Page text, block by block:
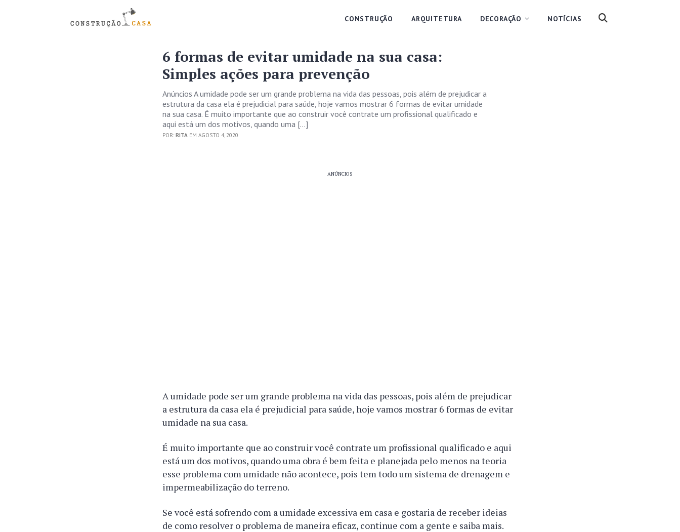
CONSTRUÇÃO ARQUITETURA DECORAÇÃO NOTÍCIAS
6 formas de evitar umidade na sua casa:
Simples ações para prevenção
Anúncios A umidade pode ser um grande problema na vida das pessoas, pois além de prejudicar a
estrutura da casa ela é prejudicial para saúde, hoje vamos mostrar 6 formas de evitar umidade
na sua casa. É muito importante que ao construir você contrate um profissional qualificado e
aqui está um dos motivos, quando uma […]
POR:RITA EM AGOSTO 4, 2020
ANÚNCIOS
A umidade pode ser um grande problema na vida das pessoas, pois além de prejudicar
a estrutura da casa ela é prejudicial para saúde, hoje vamos mostrar 6 formas de evitar
umidade na sua casa.
É muito importante que ao construir você contrate um profissional qualificado e aqui
está um dos motivos, quando uma obra é bem feita e planejada pelo menos na teoria
esse problema com umidade não acontece, pois tem todo um sistema de drenagem e
impermeabilização do terreno.
Se você está sofrendo com a umidade excessiva em casa e gostaria de receber ideias
de como resolver o problema de maneira eficaz, continue com a gente e saiba mais.